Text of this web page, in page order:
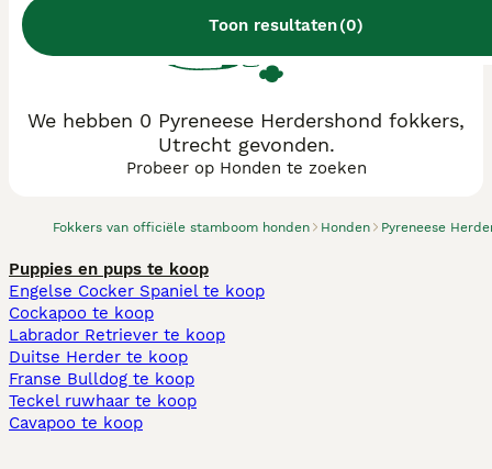
Toon resultaten(0)
Fokkers van officiële stamboom honden Honden Pyreneese
We hebben 0 Pyreneese Herdershond fokkers,
Utrecht gevonden.
Probeer op Honden te zoeken
Puppies en pups te koop
Engelse Cocker Spaniel te koop
Cockapoo te koop
Labrador Retriever te koop
Duitse Herder te koop
Franse Bulldog te koop
Teckel ruwhaar te koop
Cavapoo te koop